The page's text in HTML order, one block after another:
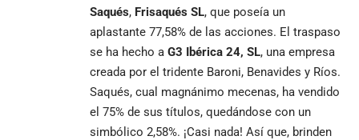
Saqués, Frisaqués SL, que poseía un
aplastante 77,58% de las acciones. El traspaso
se ha hecho a G3 Ibérica 24, SL, una empresa
creada por el tridente Baroni, Benavides y Ríos.
Saqués, cual magnánimo mecenas, ha vendido
el 75% de sus títulos, quedándose con un
simbólico 2,58%. ¡Casi nada! Así que, brinden